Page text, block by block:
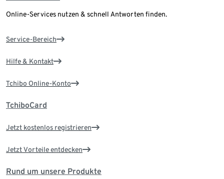
Online-Services nutzen & schnell Antworten finden.
Service-Bereich
Hilfe & Kontakt
Tchibo Online-Konto
TchiboCard
Jetzt kostenlos registrieren
Jetzt Vorteile entdecken
Rund um unsere Produkte